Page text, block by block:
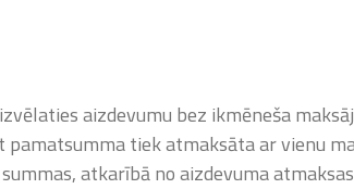
aizdevumu bez ikmēneša
tiek atmaksāta ar vienu
atkarībā no aizdevuma